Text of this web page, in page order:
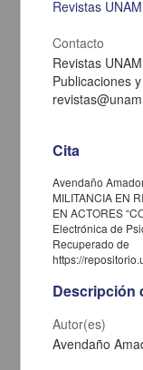
NIVEL DE
DEL ESTADO DE
Loría, Maria De
Facultad de Estudios
2015-03-01
Artes y Humanidades
Revistas UNAM
Contacto
Revistas
Publicaciones
Cita
Avendaño
MILITANCIA EN
EN ACTORES
Electrónica de
Recuperado de
https://
Descripción
Autor(es)
Avendaño